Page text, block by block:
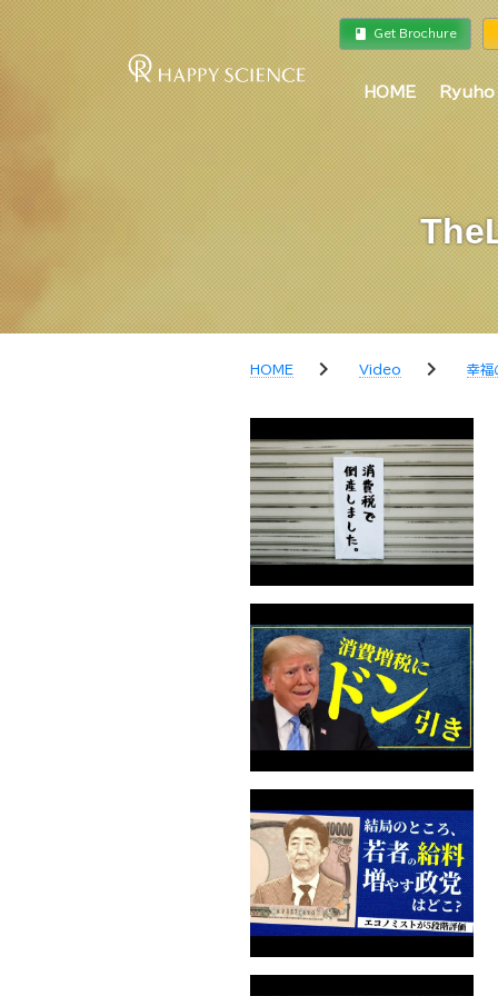
book Get Brochure
HOME
HOME chevron_right Video chevron_right 幸福